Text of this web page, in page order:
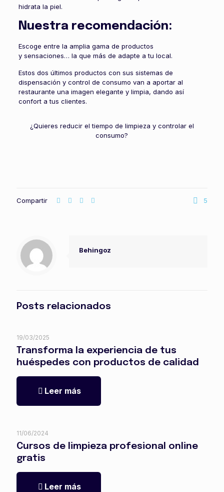
hidrata la piel.
Nuestra recomendación:
Escoge entre la amplia gama de productos
y sensaciones… la que más de adapte a tu local.
Estos dos últimos productos con sus sistemas de
dispensación y control de consumo van a aportar al
restaurante una imagen elegante y limpia, dando así
confort a tus clientes.
¿Quieres reducir el tiempo de limpieza y controlar el
consumo?
Compartir 5
Behingoz
Posts relacionados
19/03/2025
Transforma la experiencia de tus
huéspedes con productos de calidad
Leer más
11/06/2024
Cursos de limpieza profesional online
gratis
Leer más